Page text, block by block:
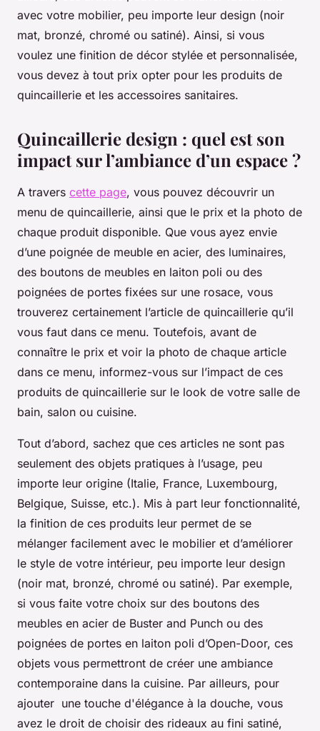
avec votre mobilier, peu importe leur design (noir
mat, bronzé, chromé ou satiné). Ainsi, si vous
voulez une finition de décor stylée et personnalisée,
vous devez à tout prix opter pour les produits de
quincaillerie et les accessoires sanitaires.
Quincaillerie design : quel est son
impact sur l’ambiance d’un espace ?
A travers cette page, vous pouvez découvrir un
menu de quincaillerie, ainsi que le prix et la photo de
chaque produit disponible. Que vous ayez envie
d’une poignée de meuble en acier, des luminaires,
des boutons de meubles en laiton poli ou des
poignées de portes fixées sur une rosace, vous
trouverez certainement l’article de quincaillerie qu’il
vous faut dans ce menu. Toutefois, avant de
connaître le prix et voir la photo de chaque article
dans ce menu, informez-vous sur l’impact de ces
produits de quincaillerie sur le look de votre salle de
bain, salon ou cuisine.
Tout d’abord, sachez que ces articles ne sont pas
seulement des objets pratiques à l’usage, peu
importe leur origine (Italie, France, Luxembourg,
Belgique, Suisse, etc.). Mis à part leur fonctionnalité,
la finition de ces produits leur permet de se
mélanger facilement avec le mobilier et d’améliorer
le style de votre intérieur, peu importe leur design
(noir mat, bronzé, chromé ou satiné). Par exemple,
si vous faite votre choix sur des boutons des
meubles en acier de Buster and Punch ou des
poignées de portes en laiton poli d’Open-Door, ces
objets vous permettront de créer une ambiance
contemporaine dans la cuisine. Par ailleurs, pour
ajouter une touche d'élégance à la douche, vous
avez le droit de choisir des rideaux au fini satiné,